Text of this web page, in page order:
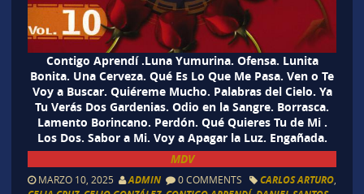
Contigo Aprendí .Luna Yumurina. Ofensa. Lunita
Bonita. Una Cerveza. Qué Es Lo Que Me Pasa. Ven o Te
Voy a Buscar. Quiéreme Mucho. Palabras del Cielo. Ya
Tu Verás Dos Gardenias. Odio en la Sangre. Borrasca.
Lamento Borincano. Perdón. Qué Quieres Tu de Mi .
Los Dos. Sabor a Mi. Voy a Apagar la Luz. Engañada.
MDV
MARZO 10, 2025 ADMIN 0 COMMENTS CARLOS ARTURO,